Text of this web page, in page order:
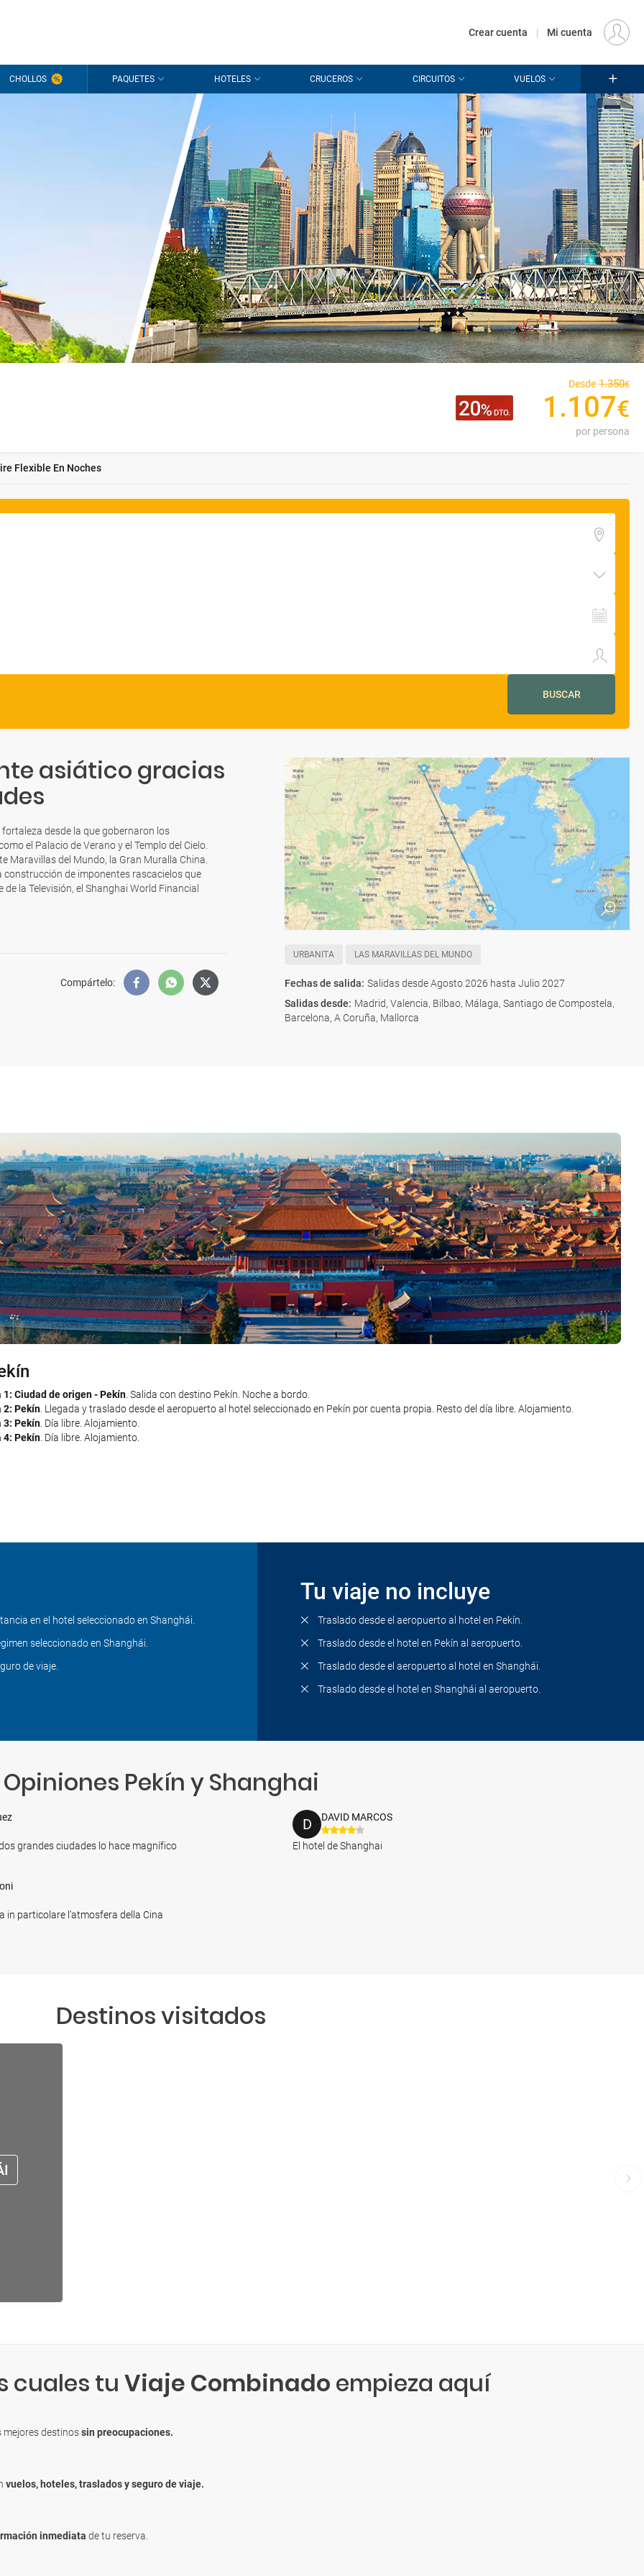
Crear cuenta | Mi cuenta
CHOLLOS PAQUETES HOTELES CRUCEROS CIRCUITOS VUELOS
Desde 1.350€
1 .107€
por persona
Flexible En Noches
BUSCAR
asiático gracias
desde la que gobernaron los
el Palacio de Verano y el Templo del Cielo.
Maravillas del Mundo, la Gran Muralla China.
construcción de imponentes rascacielos que
la Televisión, el Shanghai World Financial
Compártelo:
URBANITA LAS MARAVILLAS DEL MUNDO
Fechas de salida: Salidas desde Agosto 2026 hasta Julio 2027
Salidas desde: Madrid, Valencia, Bilbao, Málaga, Santiago de Compostela,
Barcelona, A Coruña, Mallorca
1: Ciudad de origen - Pekín. Salida con destino Pekín. Noche a bordo.
2: Pekín. Llegada y traslado desde el aeropuerto al hotel seleccionado en Pekín por cuenta propia. Resto del día libre. Alojamiento.
3: Pekín. Día libre. Alojamiento.
4: Pekín. Día libre. Alojamiento.
5: Pekín - Shanghái. Traslado al aeropuerto por cuenta propia. Vuelo desde Pekín a Shanghái. Llegada y traslado desde el aeropuerto al
seleccionado en Shanghái por cuenta propia. Resto del día libre. Alojamiento.
6: Shanghái . Día libre. Alojamiento.
7: Shanghái . Día libre. Alojamiento.
en el hotel seleccionado en Shanghái.
seleccionado en Shanghái.
de viaje.
Tu viaje no incluye
Traslado desde el aeropuerto al hotel en Pekín.
Traslado desde el hotel en Pekín al aeropuerto.
Traslado desde el aeropuerto al hotel en Shanghái.
Traslado desde el hotel en Shanghái al aeropuerto.
Opiniones Pekín y Shanghai
grandes ciudades lo hace magnífico
D DAVID MARCOS
El hotel de Shanghai
in particolare l'atmosfera della Cina
Destinos visitados
cuales tu Viaje Combinado empieza aquí
mejores destinossin preocupaciones.
vuelos, hoteles, traslados y seguro de viaje.
inmediatade tu reserva.